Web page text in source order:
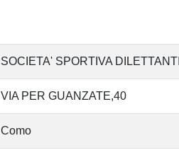
SOCIETA' SPORTIVA
VIA PER GUANZATE,40
Como